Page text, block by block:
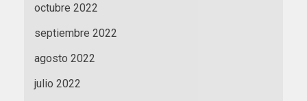
octubre 2022
septiembre 2022
agosto 2022
julio 2022